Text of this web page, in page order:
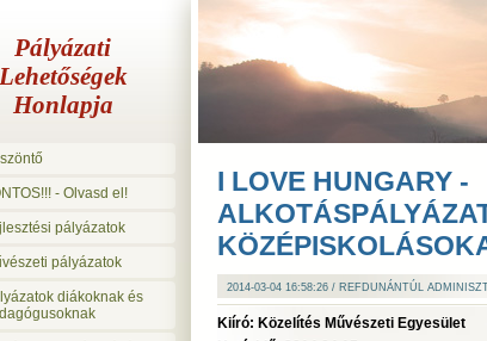
Pályázati
Lehetőségek
Honlapja
- Olvasd el!
pályázatok
pályázatok
diákoknak és
I LOVE HUNGARY -
2014-03-04 16:58:26 / REFDUNÁNTÚL
Kiíró: Közelítés Művészeti Egyesület